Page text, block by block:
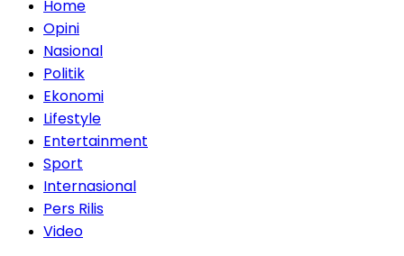
Home
Opini
Nasional
Politik
Ekonomi
Lifestyle
Entertainment
Sport
Internasional
Pers Rilis
Video